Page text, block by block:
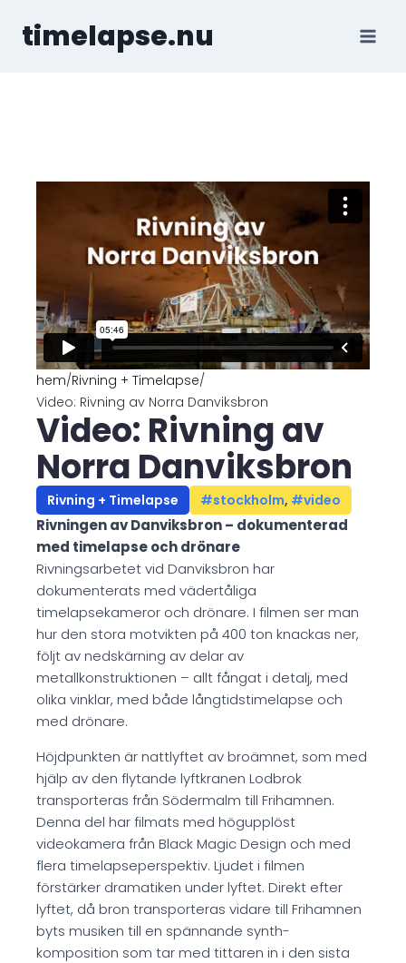
timelapse.nu
hem/Rivning + Timelapse/
Video: Rivning av Norra Danviksbron
Video: Rivning av
Norra Danviksbron
Rivning + Timelapse #stockholm, #video
Rivningen av Danviksbron – dokumenterad
med timelapse och drönare
Rivningsarbetet vid Danviksbron har
dokumenterats med vädertåliga
timelapsekameror och drönare. I filmen ser man
hur den stora motvikten på 400 ton knackas ner,
följt av nedskärning av delar av
metallkonstruktionen – allt fångat i detalj, med
olika vinklar, med både långtidstimelapse och
med drönare.
Höjdpunkten är nattlyftet av broämnet, som med
hjälp av den flytande lyftkranen Lodbrok
transporteras från Södermalm till Frihamnen.
Denna del har filmats med högupplöst
videokamera från Black Magic Design och med
flera timelapseperspektiv. Ljudet i filmen
förstärker dramatiken under lyftet. Direkt efter
lyftet, då bron transporteras vidare till Frihamnen
byts musiken till en spännande synth-
komposition som tar med tittaren in i den sista